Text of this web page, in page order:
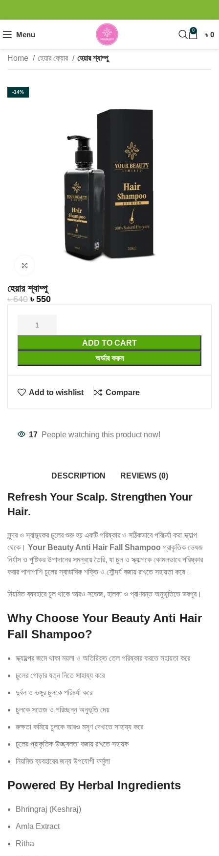
Menu 0 ৳ 0
Home হেয়ার কেয়ার হেয়ার শ্যাম্পু
-14%
হেয়ার শ্যাম্পু
৳640 ৳ 550
ADD TO CART
অর্ডার করুন
Add to wishlist Compare
17 People watching this product now!
DESCRIPTION REVIEWS (0)
Refresh Your Scalp. Strengthen Your
Hair.
সুন্দর ও স্বাস্থ্যকর চুলের শুরু হয় একটি পরিষ্কার ও সঠিকভাবে পরিচর্যা করা স্ক্যাল্প
থেকে। Your Beauty Anti Hair Fall Shampoo প্রাকৃতিক ভেষজ
নির্যাস ও পুষ্টিকর উপাদানের সমন্বয়ে তৈরি, যা চুল ও স্ক্যাল্পকে কোমলভাবে পরিষ্কার
করার পাশাপাশি চুলের স্বাভাবিক শক্তি ও সৌন্দর্য বজায় রাখতে সহায়তা করে।
নিয়মিত ব্যবহারে চুল থাকে আরও সতেজ, হালকা ও প্রাণবন্ত অনুভূতিতে ভরপুর।
Why Choose Your Beauty Anti Hair
Fall Shampoo?
স্ক্যাল্পের জমে থাকা ময়লা ও অতিরিক্ত তেল পরিষ্কার করতে সহায়তা করে
চুলের গোড়ার যত্ন নিতে সাহায্য করে
দুর্বল ও ভঙ্গুর চুলকে পরিচর্যা করে
চুলকে সতেজ ও পরিচ্ছন্ন অনুভূতি দেয়
রুক্ষতা কমিয়ে চুলকে আরও মসৃণ দেখাতে সাহায্য করে
চুলের প্রাকৃতিক উজ্জ্বলতা বজায় রাখতে সহায়ক
নিয়মিত ব্যবহারের জন্য উপযোগী ফর্মুলা
Powered By Herbal Ingredients
Bhringraj (Keshraj)
Amla Extract
Ritha